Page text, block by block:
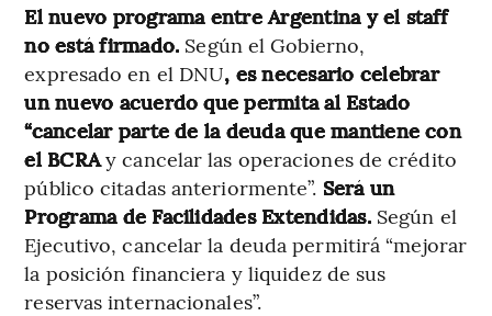
El nuevo programa entre Argentina y el staff
no está firmado. Según el Gobierno,
expresado en el DNU, es necesario celebrar
un nuevo acuerdo que permita al Estado
“cancelar parte de la deuda que mantiene con
el BCRAy cancelar las operaciones de crédito
público citadas anteriormente”. Será un
Programa de Facilidades Extendidas. Según el
Ejecutivo, cancelar la deuda permitirá “mejorar
la posición financiera y liquidez de sus
reservas internacionales”.